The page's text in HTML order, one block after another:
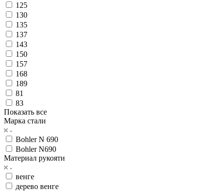
125
130
135
137
143
150
157
168
189
81
83
Показать все
Марка стали
Bohler N 690
Bohler N690
Материал рукояти
венге
дерево венге